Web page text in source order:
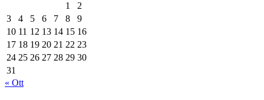
1
2
3
4 5 6 7 8
9
10 11 12 13 14 15 16
17 18 19 20 21 22 23
24 25 26 27 28 29 30
31
« Ott